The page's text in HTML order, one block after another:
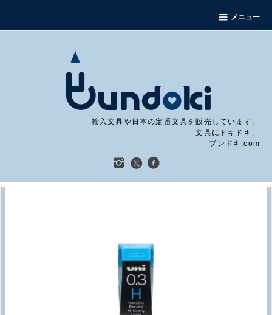
メニュー
輸入文具や日本の定番文具を販売しています。
文具にドキドキ。
ブンドキ.com